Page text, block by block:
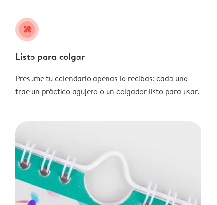
tools
Listo para colgar
Presume tu calendario apenas lo recibas: cada uno
trae un práctico agujero o un colgador listo para usar.